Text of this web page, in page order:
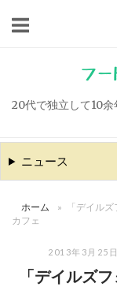
キ
ッ
フー
20代で独立して10
ニュース
ホーム »
「デイル
カフェ
2013年3月25日
「デイルズ